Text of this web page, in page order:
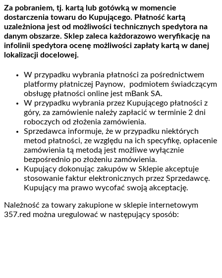
Za pobraniem, tj. kartą lub gotówką w momencie
dostarczenia towaru do Kupującego. Płatność kartą
uzależniona jest od możliwości technicznych spedytora na
danym obszarze. Sklep zaleca każdorazowo weryfikację na
infolinii spedytora ocenę możliwości zapłaty kartą w danej
lokalizacji docelowej.
W przypadku wybrania płatności za pośrednictwem
platformy płatniczej Paynow, podmiotem świadczącym
obsługę płatności online jest mBank SA.
W przypadku wybrania przez Kupującego płatności z
góry, za zamówienie należy zapłacić w terminie 2 dni
roboczych od złożenia zamówienia.
Sprzedawca informuje, że w przypadku niektórych
metod płatności, ze względu na ich specyfikę, opłacenie
zamówienia tą metodą jest możliwe wyłącznie
bezpośrednio po złożeniu zamówienia.
Kupujący dokonując zakupów w Sklepie akceptuje
stosowanie faktur elektronicznych przez Sprzedawcę.
Kupujący ma prawo wycofać swoją akceptację.
Należność za towary zakupione w sklepie internetowym
357.red można uregulować w następujący sposób: